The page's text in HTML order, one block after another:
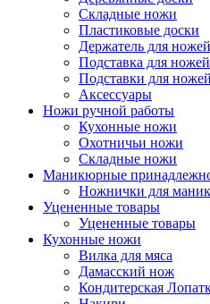
Складные ножи
Пластиковые доски
Держатель для ножей
Подставка для
Подставки для ножей
Аксессуары
Ножи ручной работы
Кухонные ножи
Охотничьи ножи
Складные ножи
Маникюрные
Ножнички для
Уцененные товары
Уцененные товары
Кухонные ножи
Вилка для мяса
Дамасский нож
Кондитерская